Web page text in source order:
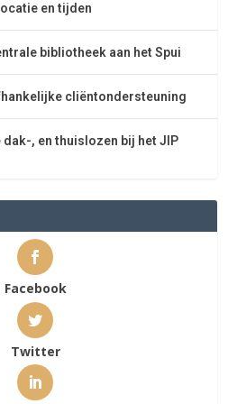
en tijden
bibliotheek aan het Spui
cliëntondersteuning
, en thuislozen bij het JIP
Facebook
Twitter